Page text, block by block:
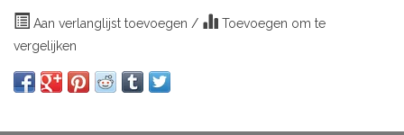
Aan verlanglijst toevoegen /
Toevoegen om te
vergelijken